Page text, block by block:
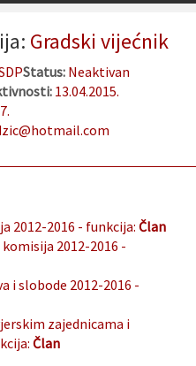
Gradski vijećnik
Status: Neaktivan
13.04.2015.
2012-2016 - funkcija: Član
2012-2016 -
i slobode 2012-2016 -
zajednicama i
Član